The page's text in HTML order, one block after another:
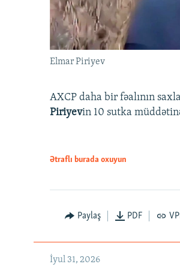
Elmar Piriyev
AXCP daha bir fəalının
Piriyevin 10 sutka
Ətraflı burada oxuyun
Paylaş PDF
İyul 31, 2026